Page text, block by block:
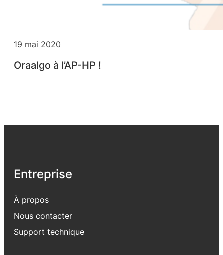
19 mai 2020
Oraalgo à l’AP-HP !
Entreprise
À propos
Nous contacter
Support technique